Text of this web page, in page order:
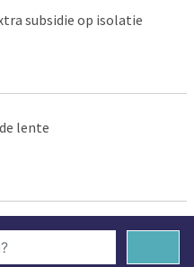
subsidie op isolatie
lente